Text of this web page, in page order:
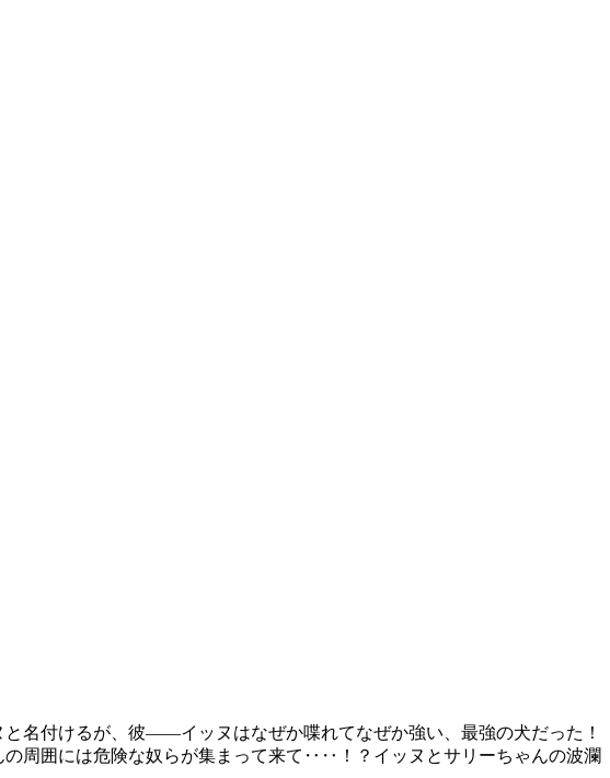
名付けるが、彼――イッヌはなぜか喋れてなぜか強い、最強の犬だった！
周囲には危険な奴らが集まって来て‥‥！？イッヌとサリーちゃんの波瀾